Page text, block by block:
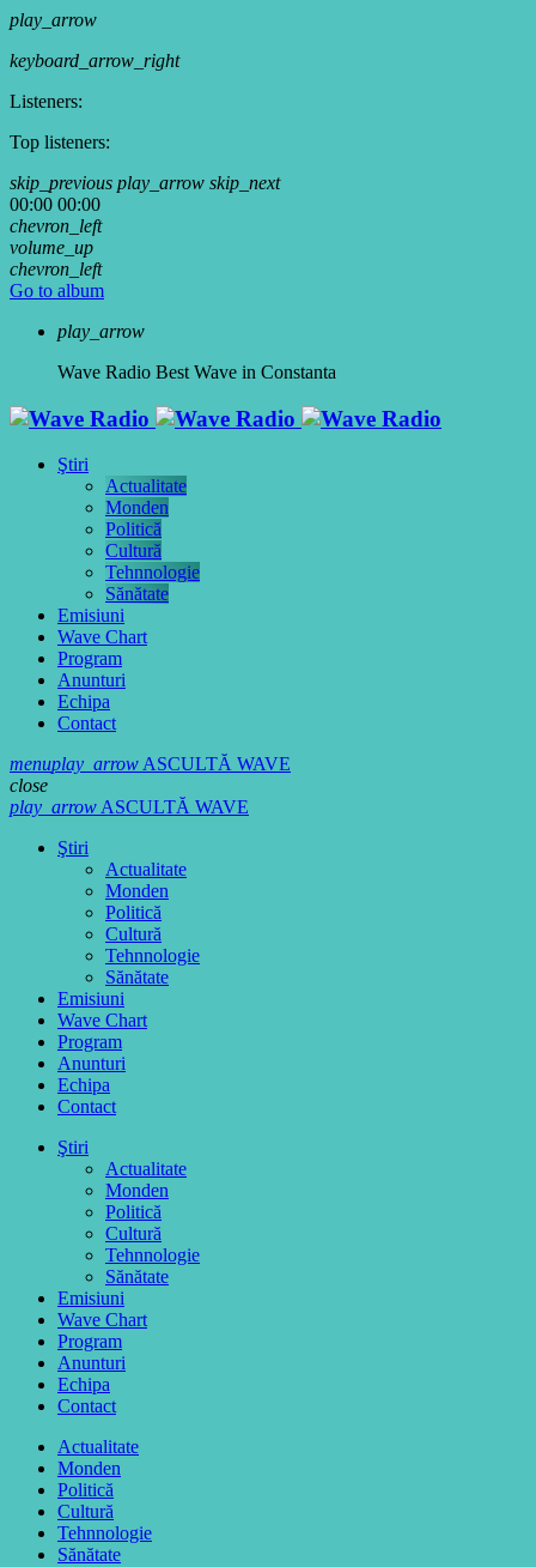
play_arrow
keyboard_arrow_right
Listeners:
Top listeners:
skip_previous play_arrow skip_next
00:00 00:00
chevron_left
volume_up
chevron_left
Go to album
play_arrow
Wave Radio Best Wave in Constanta
Ştiri
Actualitate
Monden
Politică
Cultură
Tehnnologie
Sănătate
Emisiuni
Wave Chart
Program
Anunturi
Echipa
Contact
menuplay_arrowASCULTĂ WAVE
close
play_arrowASCULTĂ WAVE
Ştiri
Actualitate
Monden
Politică
Cultură
Tehnnologie
Sănătate
Emisiuni
Wave Chart
Program
Anunturi
Echipa
Contact
Ştiri
Actualitate
Monden
Politică
Cultură
Tehnnologie
Sănătate
Emisiuni
Wave Chart
Program
Anunturi
Echipa
Contact
Actualitate
Monden
Politică
Cultură
Tehnnologie
Sănătate